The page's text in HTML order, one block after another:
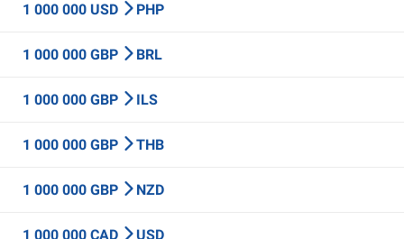
1 000 000 USD PHP
1 000 000 GBP BRL
1 000 000 GBP ILS
1 000 000 GBP THB
1 000 000 GBP NZD
1 000 000 CAD USD